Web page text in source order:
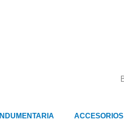
INDUMENTARIA ACCESORIOS